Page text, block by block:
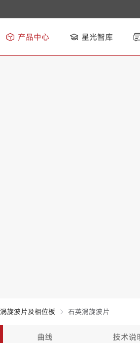
产品中心 星光智库
涡旋波片及相位板 石英涡旋波片
曲线 技术说